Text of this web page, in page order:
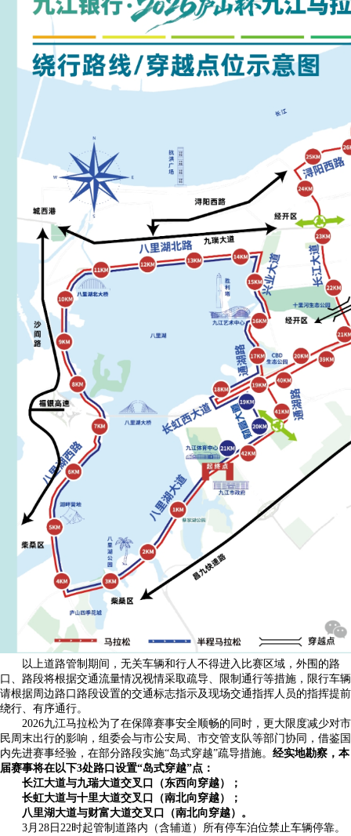
以上道路管制期间，无关车辆和行人不得进入比赛区域，外围的路
口、路段将根据交通流量情况视情采取疏导、限制通行等措施，限行车辆
请根据周边路口路段设置的交通标志指示及现场交通指挥人员的指挥提前
绕行、有序通行。
2026九江马拉松为了在保障赛事安全顺畅的同时，更大限度减少对市
民周末出行的影响，组委会与市公安局、市交管支队等部门协同，借鉴国
内先进赛事经验，在部分路段实施“岛式穿越”疏导措施。 经实地勘察，本
届赛事将在以下3处路口设置“岛式穿越”点：
长江大道与九瑞大道交叉口（东西向穿越）；
长虹大道与十里大道交叉口（南北向穿越）；
八里湖大道与财富大道交叉口（南北向穿越）。
3月28日22时起管制道路内（含辅道）所有停车泊位禁止车辆停靠。